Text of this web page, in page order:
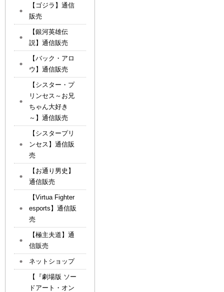
【ゴジラ】通信
販売
【銀河英雄伝
説】通信販売
【バック・アロ
ウ】通信販売
【シスター・プ
リンセス～お兄
ちゃん大好き
～】通信販売
【シスタープリ
ンセス】通信販
売
【お通り男史】
通信販売
【Virtua Fighter
esports】通信販
売
【極主夫道】通
信販売
ネットショップ
【『劇場版 ソー
ドアート・オン